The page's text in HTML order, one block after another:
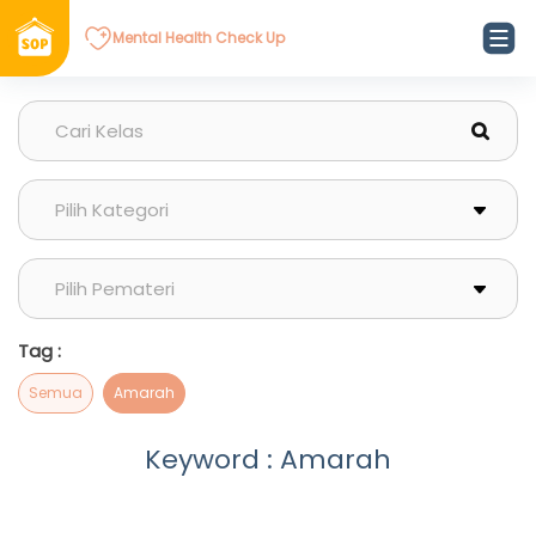
Mental Health Check Up
Tag :
Semua Amarah
Keyword : Amarah